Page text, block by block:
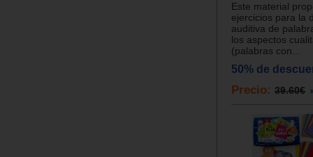
Este material
ejercicios para la
auditiva de
los aspectos
(palabras con...
50% de
Precio: 39.60€